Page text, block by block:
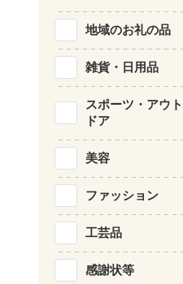
地域のお礼の品
雑貨・日用品
スポーツ・アウト
ドア
美容
ファッション
工芸品
感謝状等